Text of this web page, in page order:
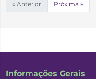
« Anterior Próxima »
Informações Gerais